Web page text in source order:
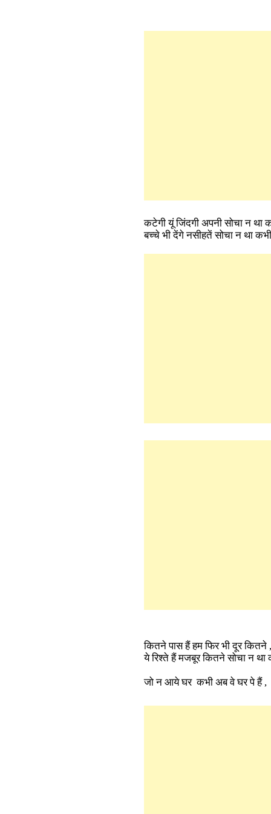
कटेगी यूं जिंदगी अपनी सोचा न था
बच्चे भी देंगे नसीहतें सोचा न था
कितने पास हैं हम फिर भी दूर कितने ,
ये रिश्ते हैं मजबूर कितने सोचा न था
जो न आये घर कभी अब वे घर पे हैं ,